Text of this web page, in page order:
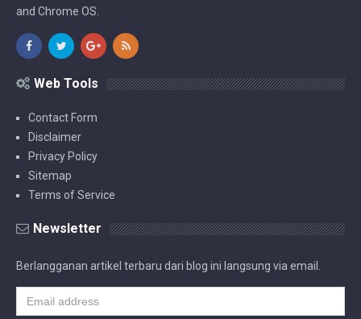
and Chrome OS.
Web Tools
Contact Form
Disclaimer
Privacy Policy
Sitemap
Terms of Service
Newsletter
Berlangganan artikel terbaru dari blog ini langsung via email.